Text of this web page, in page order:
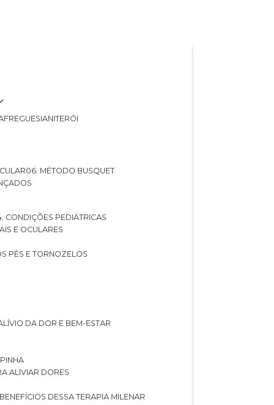
FREGUESIA
NITERÓI
06. MÉTODO BUSQUET
CONDIÇÕES PEDIÁTRICAS
E OCULARES
PÉS E TORNOZELOS
DA DOR E BEM-ESTAR
ALIVIAR DORES
DESSA TERAPIA MILENAR